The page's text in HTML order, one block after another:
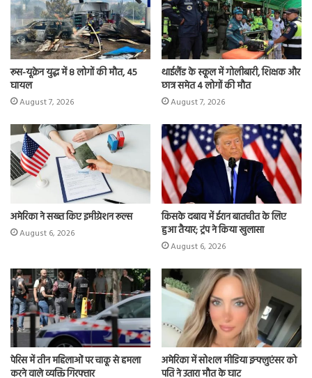
रूस-यूक्रेन युद्ध में 8 लोगों की मौत, 45
घायल
August 7, 2026
थाईलैंड के स्कूल में गोलीबारी, शिक्षक और
छात्र समेत 4 लोगों की मौत
August 7, 2026
अमेरिका ने सख्त किए इमीग्रेशन रूल्स
August 6, 2026
किसके दबाव में ईरान बातचीत के लिए
हुआ तैयार; ट्रंप ने किया खुलासा
August 6, 2026
पेरिस में तीन महिलाओं पर चाकू से हमला
करने वाले व्यक्ति गिरफ्तार
अमेरिका में सोशल मीडिया इन्फ्लुएंसर को
पति ने उतारा मौत के घाट